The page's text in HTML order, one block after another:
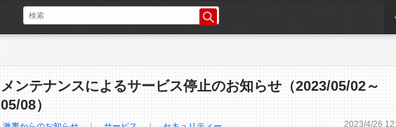
メンテナンスによるサービス停止のお知らせ（2023/05/02～
05/08）
2023/4/26